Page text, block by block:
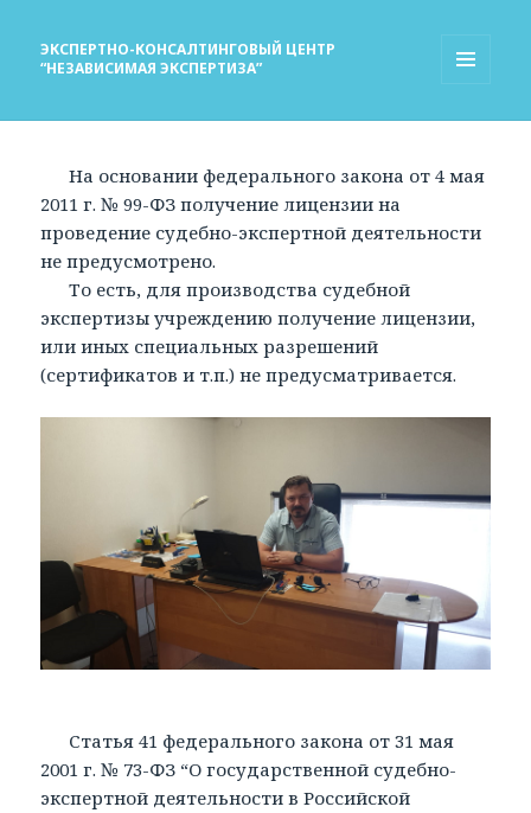
ЭКСПЕРТНО-КОНСАЛТИНГОВЫЙ ЦЕНТР
“НЕЗАВИСИМАЯ ЭКСПЕРТИЗА”
На основании федерального закона от 4 мая
2011 г. № 99-ФЗ получение лицензии на
проведение судебно-экспертной деятельности
не предусмотрено.
То есть, для производства судебной
экспертизы учреждению получение лицензии,
или иных специальных разрешений
(сертификатов и т.п.) не предусматривается.
Статья 41 федерального закона от 31 мая
2001 г. № 73-ФЗ “О государственной судебно-
экспертной деятельности в Российской